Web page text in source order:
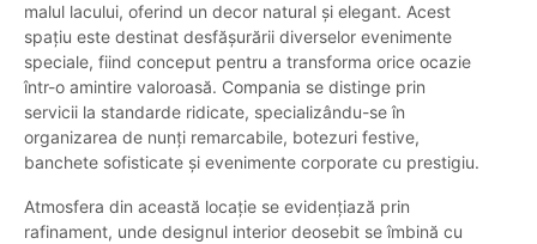
malul lacului, oferind un decor natural și elegant. Acest
spațiu este destinat desfășurării diverselor evenimente
speciale, fiind conceput pentru a transforma orice ocazie
într-o amintire valoroasă. Compania se distinge prin
servicii la standarde ridicate, specializându-se în
organizarea de nunți remarcabile, botezuri festive,
banchete sofisticate și evenimente corporate cu prestigiu.
Atmosfera din această locație se evidențiază prin
rafinament, unde designul interior deosebit se îmbină cu